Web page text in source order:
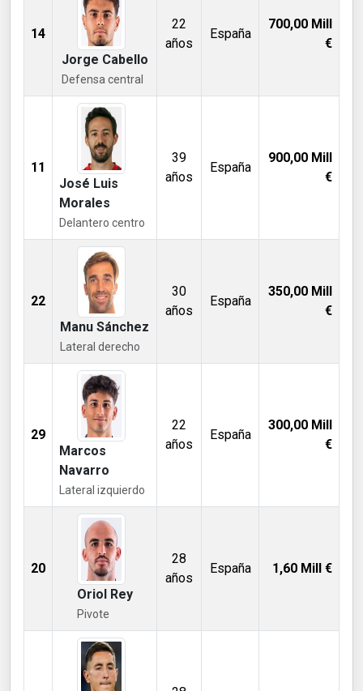
14
Jorge Cabello
Defensa central
22
años
España
700,00 Mill
€
11
José Luis
Morales
Delantero centro
39
años
España
900,00 Mill
€
22
Manu Sánchez
Lateral derecho
30
años
España
350,00 Mill
€
29
Marcos
Navarro
Lateral izquierdo
22
años
España
300,00 Mill
€
20
Oriol Rey
Pivote
28
años
España 1,60 Mill €